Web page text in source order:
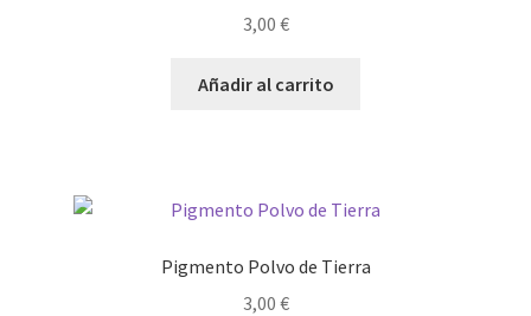
3,00 €
Añadir al carrito
Pigmento Polvo de Tierra
3,00 €